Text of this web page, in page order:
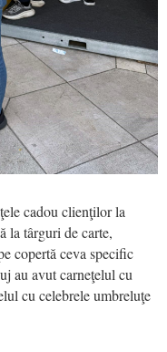
cadou clienţilor la
la târguri de carte,
copertă ceva specific
au avut carneţelul cu
cu celebrele umbreluţe